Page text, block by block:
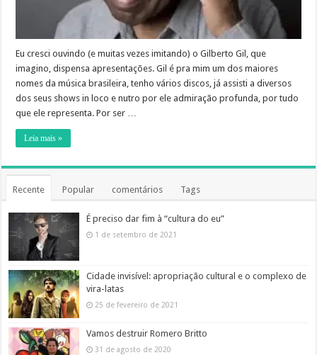
Eu cresci ouvindo (e muitas vezes imitando) o Gilberto Gil, que
imagino, dispensa apresentações. Gil é pra mim um dos maiores
nomes da música brasileira, tenho vários discos, já assisti a diversos
dos seus shows in loco e nutro por ele admiração profunda, por tudo
que ele representa. Por ser …
Leia mais »
Recente Popular comentários Tags
É preciso dar fim à “cultura do eu”
1 de setembro de 2021
Cidade invisível: apropriação cultural e o complexo de
vira-latas
25 de fevereiro de 2021
Vamos destruir Romero Britto
31 de agosto de 2020